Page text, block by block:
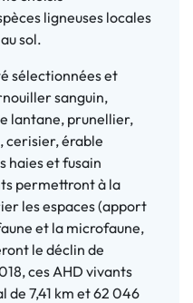
ligneuses locales
sol.
sélectionnées et
sanguin,
lantane, prunellier,
cerisier, érable
haies et fusain
permettront à la
les espaces (apport
et la microfaune,
le déclin de
ces AHD vivants
7,41 km et 62 046